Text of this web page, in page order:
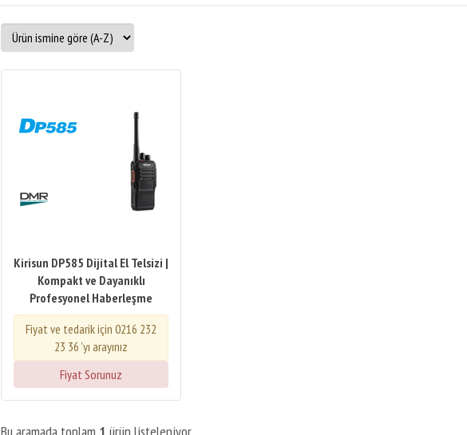
Kirisun DP585 Dijital El Telsizi |
Kompakt ve Dayanıklı
Profesyonel Haberleşme
Fiyat ve tedarik için 0216 232
23 36 'yı arayınız
Fiyat Sorunuz